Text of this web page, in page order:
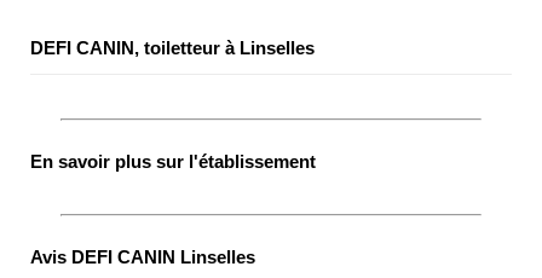
DEFI CANIN, toiletteur à Linselles
En savoir plus sur l'établissement
Avis DEFI CANIN Linselles